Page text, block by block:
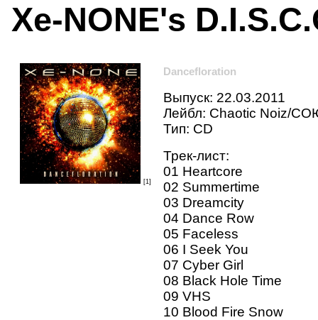
Xe-NONE's
[1]
Dancefloration
Выпуск: 22.03.2011
Лейбл: Chaotic Noiz/
Тип: CD
Трек-лист:
01 Heartcore
02 Summertime
03 Dreamcity
04 Dance Row
05 Faceless
06 I Seek You
07 Cyber Girl
08 Black Hole Time
09 VHS
10 Blood Fire Snow